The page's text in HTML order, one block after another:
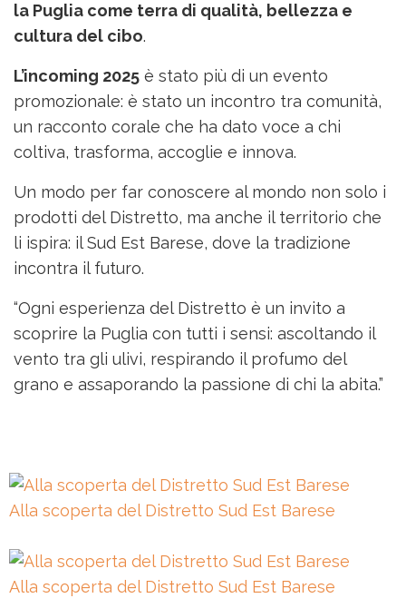
la Puglia come terra di qualità, bellezza e
cultura del cibo.
L’incoming 2025 è stato più di un evento
promozionale: è stato un incontro tra comunità,
un racconto corale che ha dato voce a chi
coltiva, trasforma, accoglie e innova.
Un modo per far conoscere al mondo non solo i
prodotti del Distretto, ma anche il territorio che
li ispira: il Sud Est Barese, dove la tradizione
incontra il futuro.
“Ogni esperienza del Distretto è un invito a
scoprire la Puglia con tutti i sensi: ascoltando il
vento tra gli ulivi, respirando il profumo del
grano e assaporando la passione di chi la abita.”
Alla scoperta del Distretto Sud Est Barese
Alla scoperta del Distretto Sud Est Barese